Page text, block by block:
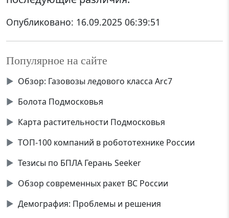
Опубликовано: 16.09.2025 06:39:51
Популярное на сайте
▶ Обзор: Газовозы ледового класса Аrc7
▶ Болота Подмосковья
▶ Карта растительности Подмосковья
▶ ТОП-100 компаний в робототехнике России
▶ Тезисы по БПЛА Герань Seeker
▶ Обзор современных ракет ВС России
▶ Демография: Проблемы и решения